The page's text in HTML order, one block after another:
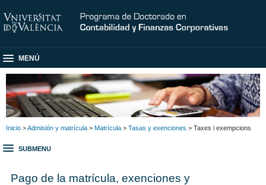
MENÚ
Inicio >Admisión y matrícula > Matrícula > Tasas y exenciones > Taxes i exempcions
SUBMENU
Pago de la matrícula, exenciones y